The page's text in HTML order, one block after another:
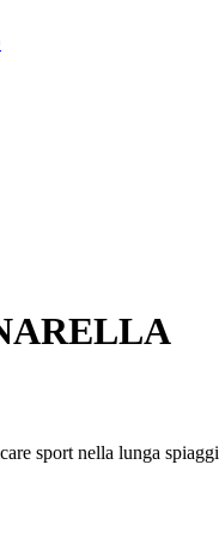
sport nella lunga